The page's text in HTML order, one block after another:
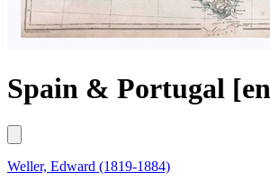
Spain & Portugal
Weller, Edward (1819-1884)